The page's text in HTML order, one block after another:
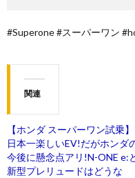
#Superone #スーパーワン
関連
【ホンダ スーパーワン試乗】
日本一楽しいEV!だがホンダ
今後に懸念点アリ!N-ONE e:
新型プレリュードはどうな